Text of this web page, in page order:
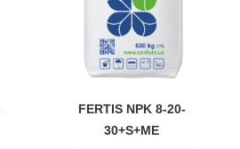
FERTIS NPK 8-20-
30+S+ME